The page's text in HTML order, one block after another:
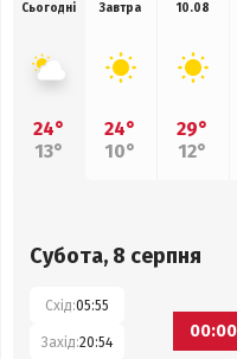
Сьогодні
24°
13°
Завтра
24°
10°
10.08
29°
12°
Субота, 8 серпня
Схід:05:55
Захід:20:54
00:00